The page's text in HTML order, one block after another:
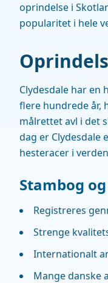
oprindelse i
popularitet i hele
Clydesdale har
flere hundrede år,
målrettet avl i det
dag er Clydesdale
hesteracer i
Stambog
Registreres
Strenge
Internationalt
Mange danske